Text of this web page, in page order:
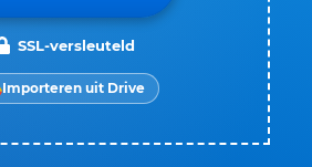
SSL-versleuteld
Importeren uit Drive